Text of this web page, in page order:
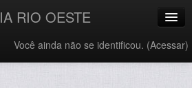
RIO OESTE
Você ainda não se identificou. (Acessar)